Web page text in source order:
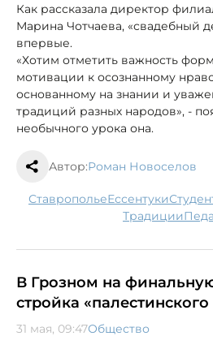
Как рассказала директор
Марина Чотчаева, «свадебный
впервые.
«Хотим отметить важность
мотивации к осознанному
основанному на знании и
традиций разных народов», -
необычного урока она.
Автор:Роман Новоселов
Ставрополье Ессентуки
традиции
В Грозном на
стройка
31 мая, 09:47Общество